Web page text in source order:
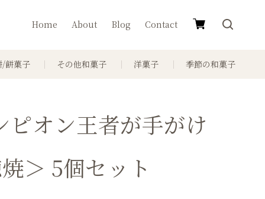
Home About Blog Contact
/餅菓子 その他和菓子 洋菓子 季節の和菓子
ピオン王者が手がけ
＞ 5個セット